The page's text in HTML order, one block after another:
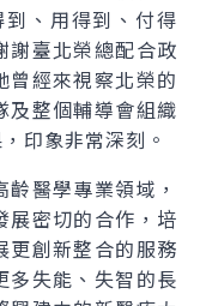
、用得到、付得
謝臺北榮總配合政
曾經來視察北榮的
及整個輔導會組織
印象非常深刻。
醫學專業領域，
展密切的合作，培
更創新整合的服務
多失能、失智的長